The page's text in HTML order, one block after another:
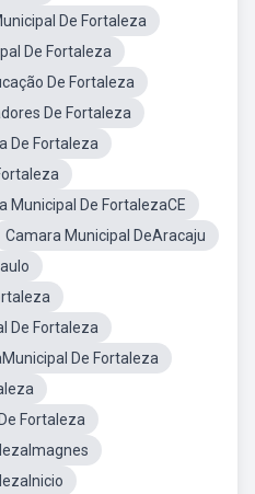
De Fortaleza
De Fortaleza
De Fortaleza
De Fortaleza
De Fortaleza
Municipal De FortalezaCE
Camara Municipal DeAracaju
De Fortaleza
De Fortaleza
Fortaleza